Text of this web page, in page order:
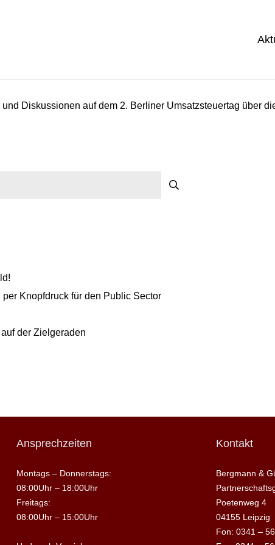
Diskussionen auf dem 2. Berliner Umsatzsteuertag über
Knopfdruck für den Public Sector
der Zielgeraden
Ansprechzeiten
Montags – Donnerstags:
08:00Uhr – 18:00Uhr
Freitags:
08:00Uhr – 15:00Uhr
Kontakt
Bergmann &
Poetenweg 4
04155 Leipzig
Fon: 0341 –